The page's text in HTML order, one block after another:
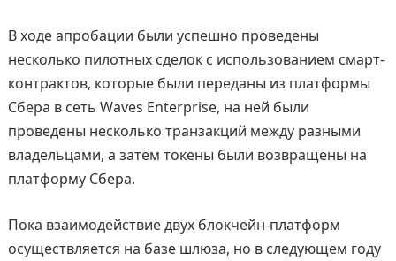
В ходе апробации были успешно проведены
несколько пилотных сделок с использованием смарт-
контрактов, которые были переданы из платформы
Сбера в сеть Waves Enterprise, на ней были
проведены несколько транзакций между разными
владельцами, а затем токены были возвращены на
платформу Сбера.
Пока взаимодействие двух блокчейн-платформ
осуществляется на базе шлюза, но в следующем году